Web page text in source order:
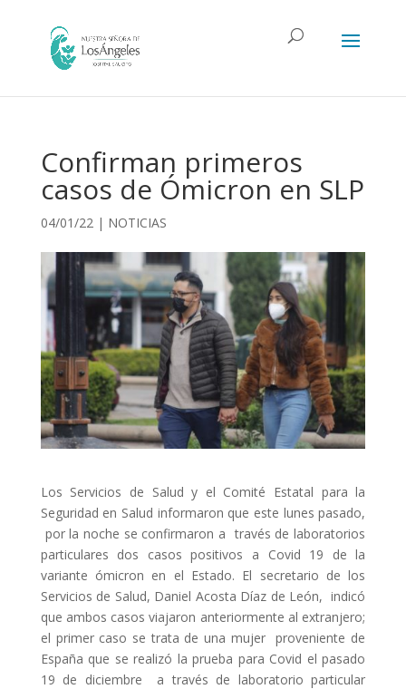
Confirman primeros
casos de Ómicron en SLP
04/01/22| NOTICIAS
Los Servicios de Salud y el Comité Estatal para la
Seguridad en Salud informaron que este lunes pasado,
por la noche se confirmaron a través de laboratorios
particulares dos casos positivos a Covid 19 de la
variante ómicron en el Estado. El secretario de los
Servicios de Salud, Daniel Acosta Díaz de León, indicó
que ambos casos viajaron anteriormente al extranjero;
el primer caso se trata de una mujer proveniente de
España que se realizó la prueba para Covid el pasado
19 de diciembre a través de laboratorio particular